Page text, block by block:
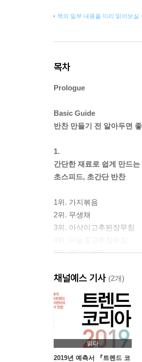
책의 일부 내용을 미리 읽어보실
목차
Prologue
Basic Guide
반찬 만들기 전 알아두면
1.
간단한 재료로 쉽게 만드
초스피드, 초간단 반찬
1위. 가지볶음
2위. 무생채
3위. 아삭이고추된장무침
5위. 깻잎순볶음
7위. 단무지무침
8위. 오이맛살무침
9위. 파무침
10위. 팽이버섯채소전
11위. 베이컨숙주볶음
12위. 햄두부전
13위. 김볶음
채널예스 기사 (2개)
읽다
2019년 예측서 『트렌드 코